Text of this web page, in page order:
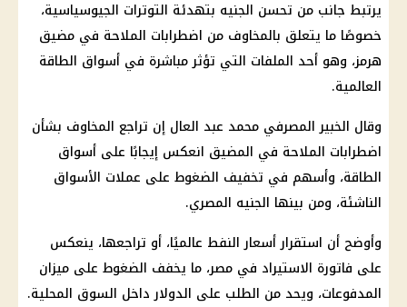
يرتبط جانب من تحسن الجنيه بتهدئة التوترات الجيوسياسية،
خصوصًا ما يتعلق بالمخاوف من اضطرابات الملاحة في مضيق
هرمز، وهو أحد الملفات التي تؤثر مباشرة في أسواق الطاقة
العالمية.
وقال الخبير المصرفي محمد عبد العال إن تراجع المخاوف بشأن
اضطرابات الملاحة في المضيق انعكس إيجابًا على أسواق
الطاقة، وأسهم في تخفيف الضغوط على عملات الأسواق
الناشئة، ومن بينها الجنيه المصري.
وأوضح أن استقرار أسعار النفط عالميًا، أو تراجعها، ينعكس
على فاتورة الاستيراد في مصر، ما يخفف الضغوط على ميزان
المدفوعات، ويحد من الطلب على الدولار داخل السوق المحلية.